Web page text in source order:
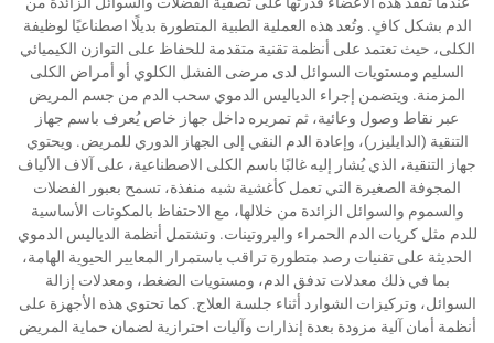
الدم بشكل كافٍ. وتُعد هذه العملية الطبية المتطورة بديلًا اصطناعيًا لوظيفة
الكلى، حيث تعتمد على أنظمة تقنية متقدمة للحفاظ على التوازن الكيميائي
السليم ومستويات السوائل لدى مرضى الفشل الكلوي أو أمراض الكلى
المزمنة. ويتضمن إجراء الدياليس الدموي سحب الدم من جسم المريض
عبر نقاط وصول وعائية، ثم تمريره داخل جهاز خاص يُعرف باسم جهاز
التنقية (الدايليزر)، وإعادة الدم النقي إلى الجهاز الدوري للمريض. ويحتوي
جهاز التنقية، الذي يُشار إليه غالبًا باسم الكلى الاصطناعية، على آلاف الألياف
المجوفة الصغيرة التي تعمل كأغشية شبه منفذة، تسمح بعبور الفضلات
والسموم والسوائل الزائدة من خلالها، مع الاحتفاظ بالمكونات الأساسية
للدم مثل كريات الدم الحمراء والبروتينات. وتشتمل أنظمة الدياليس الدموي
الحديثة على تقنيات رصد متطورة تراقب باستمرار المعايير الحيوية الهامة،
بما في ذلك معدلات تدفق الدم، ومستويات الضغط، ومعدلات إزالة
السوائل، وتركيزات الشوارد أثناء جلسة العلاج. كما تحتوي هذه الأجهزة على
أنظمة أمان آلية مزودة بعدة إنذارات وآليات احترازية لضمان حماية المريض